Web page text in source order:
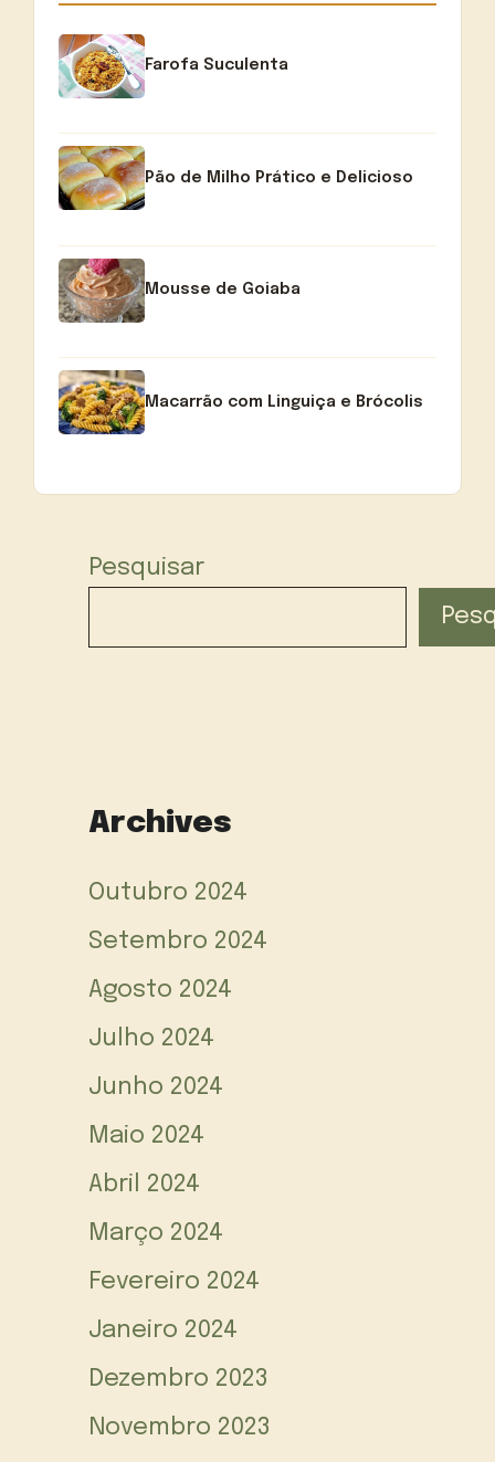
Farofa Suculenta
Pão de Milho Prático e Delicioso
Mousse de Goiaba
Macarrão com Linguiça e Brócolis
Pesquisar
Archives
Outubro 2024
Setembro 2024
Agosto 2024
Julho 2024
Junho 2024
Maio 2024
Abril 2024
Março 2024
Fevereiro 2024
Janeiro 2024
Dezembro 2023
Novembro 2023